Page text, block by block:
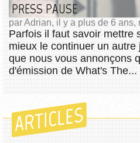
PRESS PAUSE
par Adrian, il y a plus de 6 ans,
Parfois il faut savoir mettre
mieux le continuer un
que nous vous annonçons
d'émission de What's The...
ARTICLES